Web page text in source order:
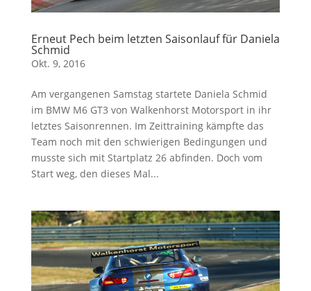
Erneut Pech beim letzten Saisonlauf für Daniela
Schmid
Okt. 9, 2016
Am vergangenen Samstag startete Daniela Schmid
im BMW M6 GT3 von Walkenhorst Motorsport in ihr
letztes Saisonrennen. Im Zeittraining kämpfte das
Team noch mit den schwierigen Bedingungen und
musste sich mit Startplatz 26 abfinden. Doch vom
Start weg, den dieses Mal...